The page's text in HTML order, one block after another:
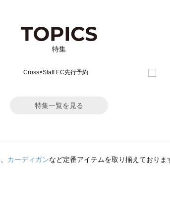
特集
特集一覧を見る
、 カーディガンなど定番アイテムを取り揃えておりま